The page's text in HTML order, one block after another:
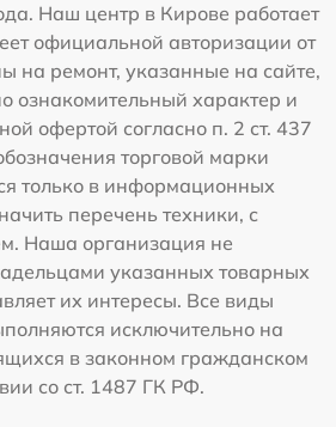
Наш центр в Кирове работает
официальной авторизации от
на ремонт, указанные на сайте,
ознакомительный характер и
офертой согласно п. 2 ст. 437
торговой марки
только в информационных
перечень техники, с
Наша организация не
указанных товарных
их интересы. Все виды
исключительно на
в законном гражданском
со ст. 1487 ГК РФ.